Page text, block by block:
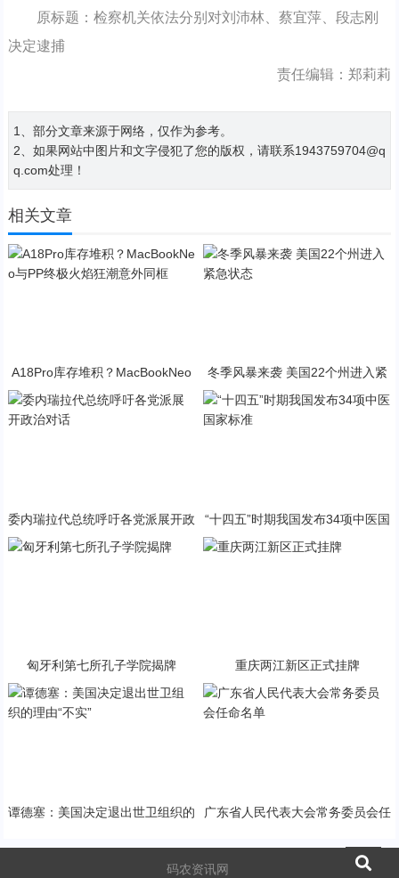
原标题：检察机关依法分别对刘沛林、蔡宜萍、段志刚
决定逮捕
责任编辑：郑莉莉
1、部分文章来源于网络，仅作为参考。
2、如果网站中图片和文字侵犯了您的版权，请联系1943759704@q
q.com处理！
相关文章
A18Pro库存堆积？MacBookNeo
与PP终极火焰狂潮意外同框
冬季风暴来袭 美国22个州进入紧
急状态
委内瑞拉代总统呼吁各党派展开政
“十四五”时期我国发布34项中医国
匈牙利第七所孔子学院揭牌 重庆两江新区正式挂牌
谭德塞：美国决定退出世卫组织的
广东省人民代表大会常务委员会任
码农资讯网